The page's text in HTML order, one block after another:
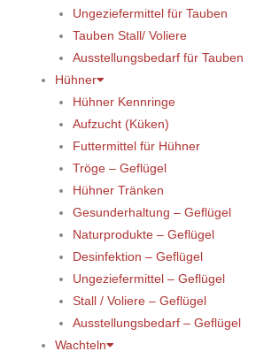
Ungeziefermittel für Tauben
Tauben Stall/ Voliere
Ausstellungsbedarf für Tauben
Hühner
Hühner Kennringe
Aufzucht (Küken)
Futtermittel für Hühner
Tröge – Geflügel
Hühner Tränken
Gesunderhaltung – Geflügel
Naturprodukte – Geflügel
Desinfektion – Geflügel
Ungeziefermittel – Geflügel
Stall / Voliere – Geflügel
Ausstellungsbedarf – Geflügel
Wachteln